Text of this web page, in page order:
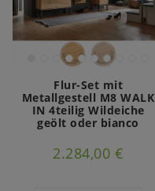
Flur-Set mit
Metallgestell M8 WALK
IN 4teilig Wildeiche
geölt oder bianco
2.284,00 €